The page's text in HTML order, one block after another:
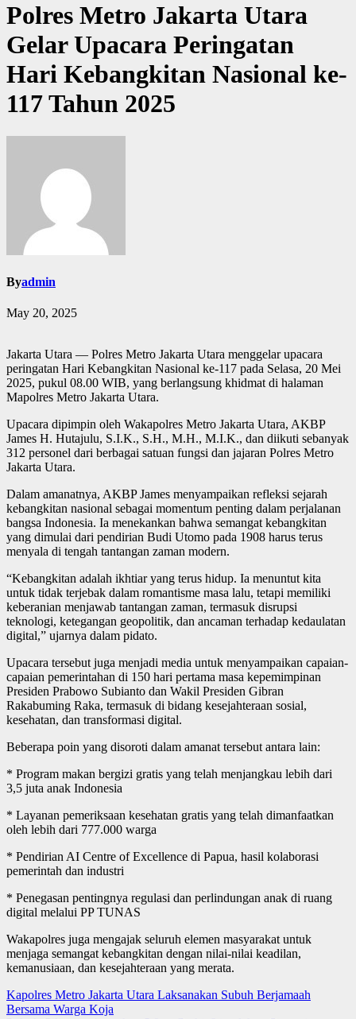
Polres Metro Jakarta Utara
Gelar Upacara Peringatan
Hari Kebangkitan Nasional ke-
117 Tahun 2025
Byadmin
May 20, 2025
Jakarta Utara — Polres Metro Jakarta Utara menggelar upacara
peringatan Hari Kebangkitan Nasional ke-117 pada Selasa, 20 Mei
2025, pukul 08.00 WIB, yang berlangsung khidmat di halaman
Mapolres Metro Jakarta Utara.
Upacara dipimpin oleh Wakapolres Metro Jakarta Utara, AKBP
James H. Hutajulu, S.I.K., S.H., M.H., M.I.K., dan diikuti sebanyak
312 personel dari berbagai satuan fungsi dan jajaran Polres Metro
Jakarta Utara.
Dalam amanatnya, AKBP James menyampaikan refleksi sejarah
kebangkitan nasional sebagai momentum penting dalam perjalanan
bangsa Indonesia. Ia menekankan bahwa semangat kebangkitan
yang dimulai dari pendirian Budi Utomo pada 1908 harus terus
menyala di tengah tantangan zaman modern.
“Kebangkitan adalah ikhtiar yang terus hidup. Ia menuntut kita
untuk tidak terjebak dalam romantisme masa lalu, tetapi memiliki
keberanian menjawab tantangan zaman, termasuk disrupsi
teknologi, ketegangan geopolitik, dan ancaman terhadap kedaulatan
digital,” ujarnya dalam pidato.
Upacara tersebut juga menjadi media untuk menyampaikan capaian-
capaian pemerintahan di 150 hari pertama masa kepemimpinan
Presiden Prabowo Subianto dan Wakil Presiden Gibran
Rakabuming Raka, termasuk di bidang kesejahteraan sosial,
kesehatan, dan transformasi digital.
Beberapa poin yang disoroti dalam amanat tersebut antara lain:
* Program makan bergizi gratis yang telah menjangkau lebih dari
3,5 juta anak Indonesia
* Layanan pemeriksaan kesehatan gratis yang telah dimanfaatkan
oleh lebih dari 777.000 warga
* Pendirian AI Centre of Excellence di Papua, hasil kolaborasi
pemerintah dan industri
* Penegasan pentingnya regulasi dan perlindungan anak di ruang
digital melalui PP TUNAS
Wakapolres juga mengajak seluruh elemen masyarakat untuk
menjaga semangat kebangkitan dengan nilai-nilai keadilan,
kemanusiaan, dan kesejahteraan yang merata.
Post
Kapolres Metro Jakarta Utara Laksanakan Subuh Berjamaah
Bersama Warga Koja